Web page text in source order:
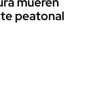
peatonal